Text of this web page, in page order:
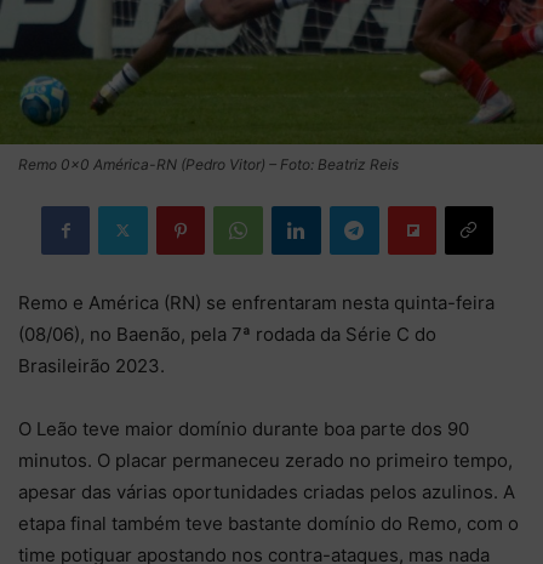
Remo 0×0 América-RN (Pedro Vitor) – Foto: Beatriz Reis
Remo e América (RN) se enfrentaram nesta quinta-feira
(08/06), no Baenão, pela 7ª rodada da Série C do
Brasileirão 2023.
O Leão teve maior domínio durante boa parte dos 90
minutos. O placar permaneceu zerado no primeiro tempo,
apesar das várias oportunidades criadas pelos azulinos. A
etapa final também teve bastante domínio do Remo, com o
time potiguar apostando nos contra-ataques, mas nada